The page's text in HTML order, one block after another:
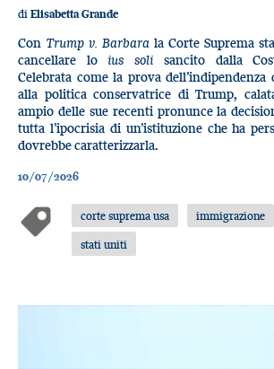
di Elisabetta Grande
Con Trump v. Barbara la Corte Suprema
cancellare loius soli sancito dalla
Celebrata come la prova
alla politica conservatrice di Trump,
ampio delle sue recenti pronunce la
tutta l’ipocrisia di un’istituzione che ha
dovrebbe caratterizzarla.
10/07/2026
corte suprema usa immigrazione
stati uniti